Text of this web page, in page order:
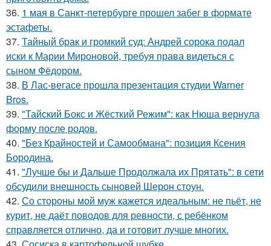
36. 1 мая в Санкт-петербурге прошел забег в формате
эстафеты.
37. Тайный брак и громкий суд: Андрей сорока подал
иски к Марии Мироновой, требуя права видеться с
сыном Фёдором.
38. В Лас-вегасе прошла презентация студии Warner
Bros.
39. "Тайский Бокс и Жёсткий Режим": как Нюша вернула
форму после родов.
40. "Без Крайностей и Самообмана": позиция Ксения
Бородина.
41. "Лучше бы и Дальше Продолжала их Прятать": в сети
обсудили внешность сыновей Шерон стоун.
42. Со стороны мой муж кажется идеальным: не пьёт, не
курит, не даёт поводов для ревности, с ребёнком
справляется отлично, да и готовит лучше многих.